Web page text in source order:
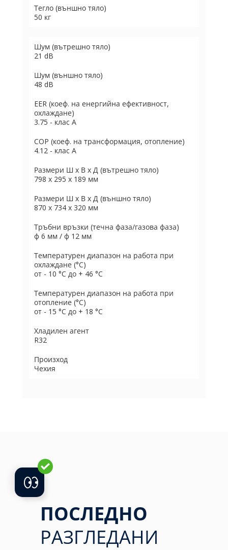
Тегло (външно тяло)
50 кг
Шум (вътрешно тяло)
21 dB
Шум (външно тяло)
48 dB
EER (коеф. на енергийна ефективност,
охлаждане)
3.75 - клас А
COP (коеф. на трансформация, отопление)
4.12 - клас А
Размери Ш х В х Д (вътрешно тяло)
798 x 295 x 189 мм
Размери Ш х В х Д (външно тяло)
870 x 734 x 320 мм
Тръбни връзки (течна фаза/газова фаза)
ф 6 мм / ф 12 мм
Температурен диапазон на работа при
охлаждане (°C)
от - 10 °C до + 46 °C
Температурен диапазон на работа при
отопление (°C)
от - 15 °C до + 18 °C
Хладилен агент
R32
Произход
Чехия
ПОСЛЕДНО
РАЗГЛЕДАНИ